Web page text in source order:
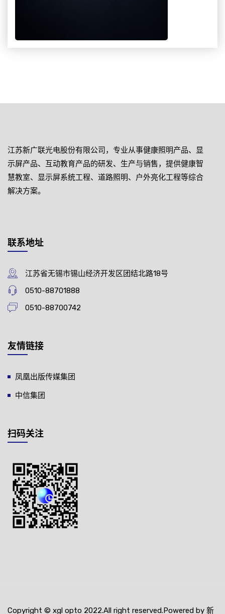
江苏新广联光电股份有限公司，专业从事健康照明产品、显
示屏产品、互动教育产品的研发、生产与销售，提供健康智
慧教室、显示屏系统工程、道路照明、户外亮化工程等综合
解决方案。
联系地址
江苏省无锡市锡山经济开发区团结北路18号
0510-88701888
0510-88700742
友情链接
凤凰出版传媒集团
中信集团
扫码关注
Copyright © xgl opto 2022.All right reserved.Powered by 新